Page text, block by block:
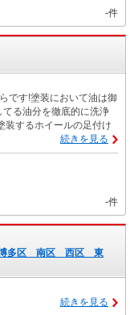
-件
です!塗装において油は御
る油分を徹底的に洗浄
装するホイールの足付け
続きを見る
-件
博多区 南区 西区 東
続きを見る